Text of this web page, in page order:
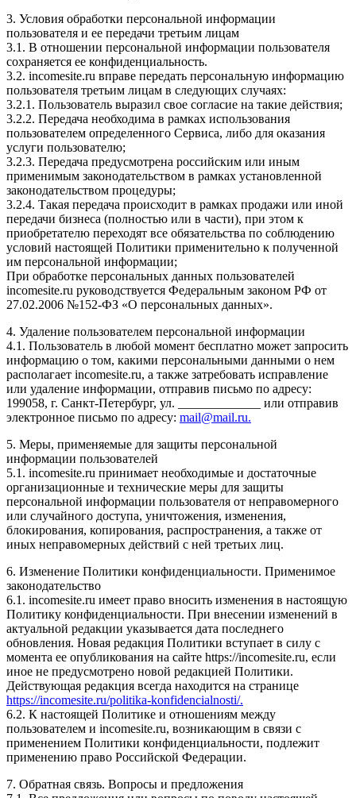
3. Условия обработки персональной информации
пользователя и ее передачи третьим лицам
3.1. В отношении персональной информации пользователя
сохраняется ее конфиденциальность.
3.2. incomesite.ru вправе передать персональную информацию
пользователя третьим лицам в следующих случаях:
3.2.1. Пользователь выразил свое согласие на такие действия;
3.2.2. Передача необходима в рамках использования
пользователем определенного Сервиса, либо для оказания
услуги пользователю;
3.2.3. Передача предусмотрена российским или иным
применимым законодательством в рамках установленной
законодательством процедуры;
3.2.4. Такая передача происходит в рамках продажи или иной
передачи бизнеса (полностью или в части), при этом к
приобретателю переходят все обязательства по соблюдению
условий настоящей Политики применительно к полученной
им персональной информации;
При обработке персональных данных пользователей
incomesite.ru руководствуется Федеральным законом РФ от
27.02.2006 №152-ФЗ «О персональных данных».
4. Удаление пользователем персональной информации
4.1. Пользователь в любой момент бесплатно может запросить
информацию о том, какими персональными данными о нем
располагает incomesite.ru, а также затребовать исправление
или удаление информации, отправив письмо по адресу:
199058, г. Санкт-Петербург, ул. _____________ или отправив
электронное письмо по адресу: mail@mail.ru.
5. Меры, применяемые для защиты персональной
информации пользователей
5.1. incomesite.ru принимает необходимые и достаточные
организационные и технические меры для защиты
персональной информации пользователя от неправомерного
или случайного доступа, уничтожения, изменения,
блокирования, копирования, распространения, а также от
иных неправомерных действий с ней третьих лиц.
6. Изменение Политики конфиденциальности. Применимое
законодательство
6.1. incomesite.ru имеет право вносить изменения в настоящую
Политику конфиденциальности. При внесении изменений в
актуальной редакции указывается дата последнего
обновления. Новая редакция Политики вступает в силу с
момента ее опубликования на сайте https://incomesite.ru, если
иное не предусмотрено новой редакцией Политики.
Действующая редакция всегда находится на странице
https://incomesite.ru/politika-konfidencialnosti/.
6.2. К настоящей Политике и отношениям между
пользователем и incomesite.ru, возникающим в связи с
применением Политики конфиденциальности, подлежит
применению право Российской Федерации.
7. Обратная связь. Вопросы и предложения